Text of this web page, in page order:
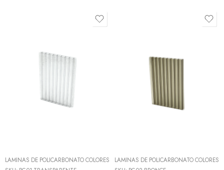
LÁMINAS DE POLICARBONATO COLORES
LÁMINAS DE POLICARBONATO COLORES